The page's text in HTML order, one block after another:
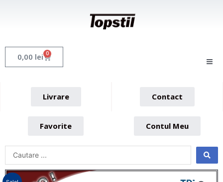
0,00 lei 0 Cart
Livrare Contact
Favorite Contul Meu